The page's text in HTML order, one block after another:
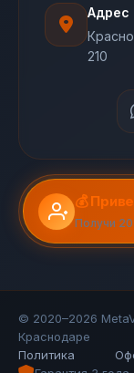
Адрес
210
💰
Получи
© 2020–2026
Краснодаре
Политика